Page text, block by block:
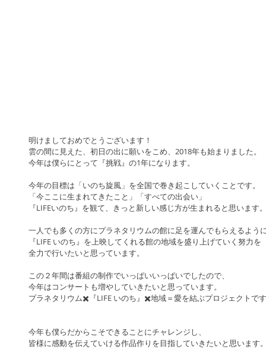
明けましておめでとうございます！
雲の間に見えた、初日の出に願いをこめ、2018年も始まりました。
今年は僕らにとって『挑戦』の1年になります。
今年の目標は「いのち旋風」を全国で巻き起こしていくことです。
「今ここに生まれてきたこと」「すべての出会い」
『LIFEいのち』を観て、きっと新しい感じ方が生まれると思います
一人でも多くの方にプラネタリウムの館に足を運んでもらえるよう
『LIFE いのち』を上映してくれる館の地域を盛り上げていく努力を
全力で行いたいと思っています。
この２年間は番組の制作でいっぱいいっぱいでしたので、
今年はコンサートも増やしていきたいと思っています。
プラネタリウム✖️『LIFE いのち』✖️地域＝愛を結ぶプロジェクトです
今年も僕らだからこそできることにチャレンジし、
皆様に感動を伝えていける作品作りを目指していきたいと思います